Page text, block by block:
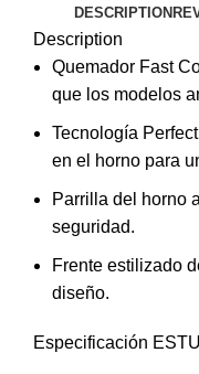
DESCRIPTION
Description
Quemador Fast
que los modelos
Tecnología
en el horno para
Parrilla del horno
seguridad.
Frente estilizado
diseño.
Especificación